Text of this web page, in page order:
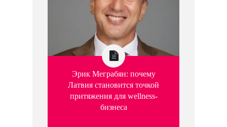
Эрик Меграбян: почему
Латвия становится точкой
притяжения для wellness-
бизнеса